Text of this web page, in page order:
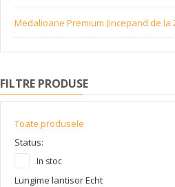
Medalioane Premium (incepand de la
FILTRE PRODUSE
Toate produsele
Status:
In stoc
Lungime lantisor Echt